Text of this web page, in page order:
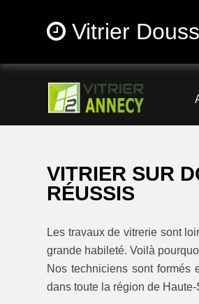
Vitrier
VITRIER SUR
RÉUSSIS
Les travaux de vitrerie sont
grande habileté. Voilà
Nos techniciens sont formés
dans toute la région de